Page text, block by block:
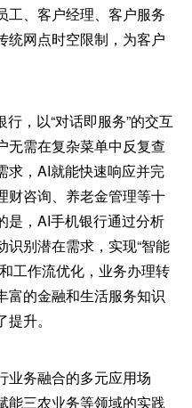
工、客户经理、客户服务
统网点时空限制，为客户
，以“对话即服务”的交互
需在复杂菜单中反复查
求，AI就能快速响应并完
财咨询、养老金管理等十
是，AI手机银行通过分析
识别潜在需求，实现“智能
工作流优化，业务办理转
富的金融和生活服务知识
升。
业务融合的多元应用场
能三农业务等领域的实践